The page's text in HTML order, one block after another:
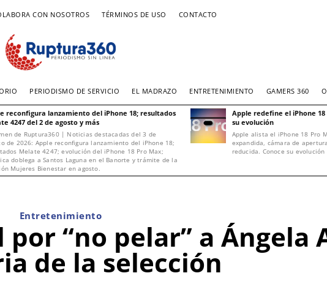
CON NOSOTROS TÉRMINOS DE USO CONTACTO
PERIODISMO DE SERVICIO EL MADRAZO ENTRETENIMIENTO GAMERS 360
reconfigura lanzamiento del iPhone 18; resultados
4247 del 2 de agosto y más
de Ruptura360 | Noticias destacadas del 3 de
de 2026: Apple reconfigura lanzamiento del iPhone 18;
Melate 4247; evolución del iPhone 18 Pro Max;
doblega a Santos Laguna en el Banorte y trámite de la
Mujeres Bienestar en agosto.
Apple redefine el iPhone
su evolución
Apple alista el iPhone 18 Pro
expandida, cámara de
reducida. Conoce su evolución
Entretenimiento
“no pelar” a Ángela
de la selección